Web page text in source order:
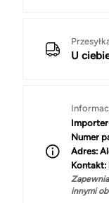
U
Numer
Adres:
Kontakt:
innymi